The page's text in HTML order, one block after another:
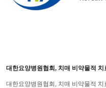
대한요양병원협회, 치매 비약물적 치
대한요양병원협회, 치매 비약물적